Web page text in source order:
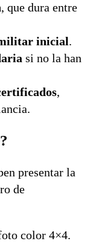
, que dura entre
inicial.
si no la han
,
presentar la
de
color 4×4.